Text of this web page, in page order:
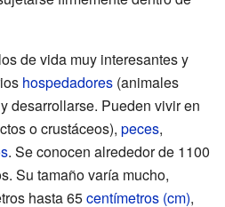
de vida muy interesantes y
hospedadores (animales
desarrollarse. Pueden vivir en
o crustáceos), peces,
. Se conocen alrededor de 1100
Su tamaño varía mucho,
hasta 65centímetros (cm),